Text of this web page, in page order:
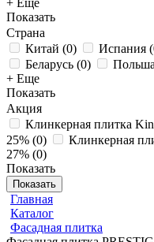
+ Еще
Показать
Страна
Китай (0) Испания (
Беларусь (0) Польша
+ Еще
Показать
Акция
Клинкерная плитка
25% (0)
Клинкерная
27% (0)
Показать
Показать
Главная
Каталог
Фасадная плитка